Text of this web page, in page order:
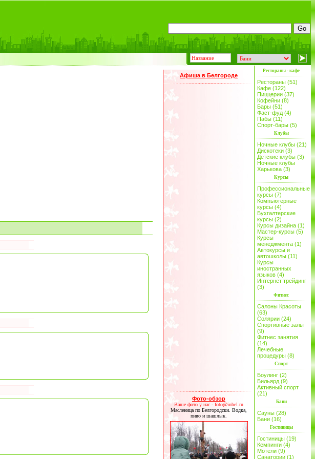
Афиша в Белгороде
Фото-обзор
Ваше фото у нас - foto@inbel.ru
Масленица по Белгородски. Водка,
пиво и шашлык.
Рестораны - кафе
Рестораны (51)
Кафе (122)
Пиццерии (37)
Кофейни (8)
Бары (51)
Фаст-фуд (4)
Пабы (11)
Спорт-бары (5)
Клубы
Ночные клубы (21)
Дискотеки (3)
Детские клубы (3)
Ночные клубы
Харькова (3)
Курсы
Профессиональные
курсы (7)
Компьютерные
курсы (4)
Бухгалтерские
курсы (2)
Курсы дизайна (1)
Мастер-курсы (5)
Курсы
менеджмента (1)
Автокурсы и
автошколы (11)
Курсы
иностранных
языков (4)
Интернет трейдинг
(3)
Фитнес
Салоны Красоты
(63)
Солярии (24)
Спортивные залы
(9)
Фитнес занятия
(14)
Лечебные
процедуры (8)
Спорт
Боулинг (2)
Бильярд (9)
Активный спорт
(21)
Бани
Сауны (28)
Бани (16)
Гостиницы
Гостиницы (19)
Кемпинги (4)
Мотели (9)
Санатории (1)